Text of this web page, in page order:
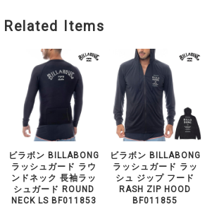
Related Items
ビラボン BILLABONG
ラッシュガード ラウ
ンドネック 長袖ラッ
シュガード ROUND
NECK LS BF011853
ビラボン BILLABONG
ラッシュガード ラッ
シュ ジップ フード
RASH ZIP HOOD
BF011855